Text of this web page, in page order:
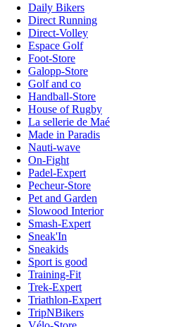
Daily Bikers
Direct Running
Direct-Volley
Espace Golf
Foot-Store
Galopp-Store
Golf and co
Handball-Store
House of Rugby
La sellerie de Maé
Made in Paradis
Nauti-wave
On-Fight
Padel-Expert
Pecheur-Store
Pet and Garden
Slowood Interior
Smash-Expert
Sneak'In
Sneakids
Sport is good
Training-Fit
Trek-Expert
Triathlon-Expert
TripNBikers